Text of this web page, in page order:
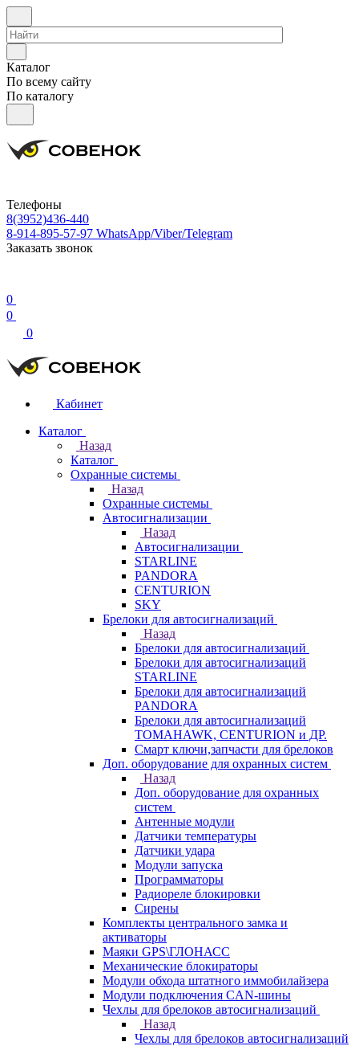
Каталог
По всему сайту
По каталогу
Телефоны
8(3952)436-440
8-914-895-57-97 WhatsApp/Viber/Telegram
Заказать звонок
0
0
0
Кабинет
Каталог
Назад
Каталог
Охранные системы
Назад
Охранные системы
Автосигнализации
Назад
Автосигнализации
STARLINE
PANDORA
CENTURION
SKY
Брелоки для автосигнализаций
Назад
Брелоки для автосигнализаций
Брелоки для автосигнализаций
STARLINE
Брелоки для автосигнализаций
PANDORA
Брелоки для автосигнализаций
TOMAHAWK, CENTURION и ДР.
Смарт ключи,запчасти для брелоков
Доп. оборудование для охранных систем
Назад
Доп. оборудование для охранных
систем
Антенные модули
Датчики температуры
Датчики удара
Модули запуска
Программаторы
Радиореле блокировки
Сирены
Комплекты центрального замка и
активаторы
Маяки GPS\ГЛОНАСС
Механические блокираторы
Модули обхода штатного иммобилайзера
Модули подключения CAN-шины
Чехлы для брелоков автосигнализаций
Назад
Чехлы для брелоков автосигнализаций